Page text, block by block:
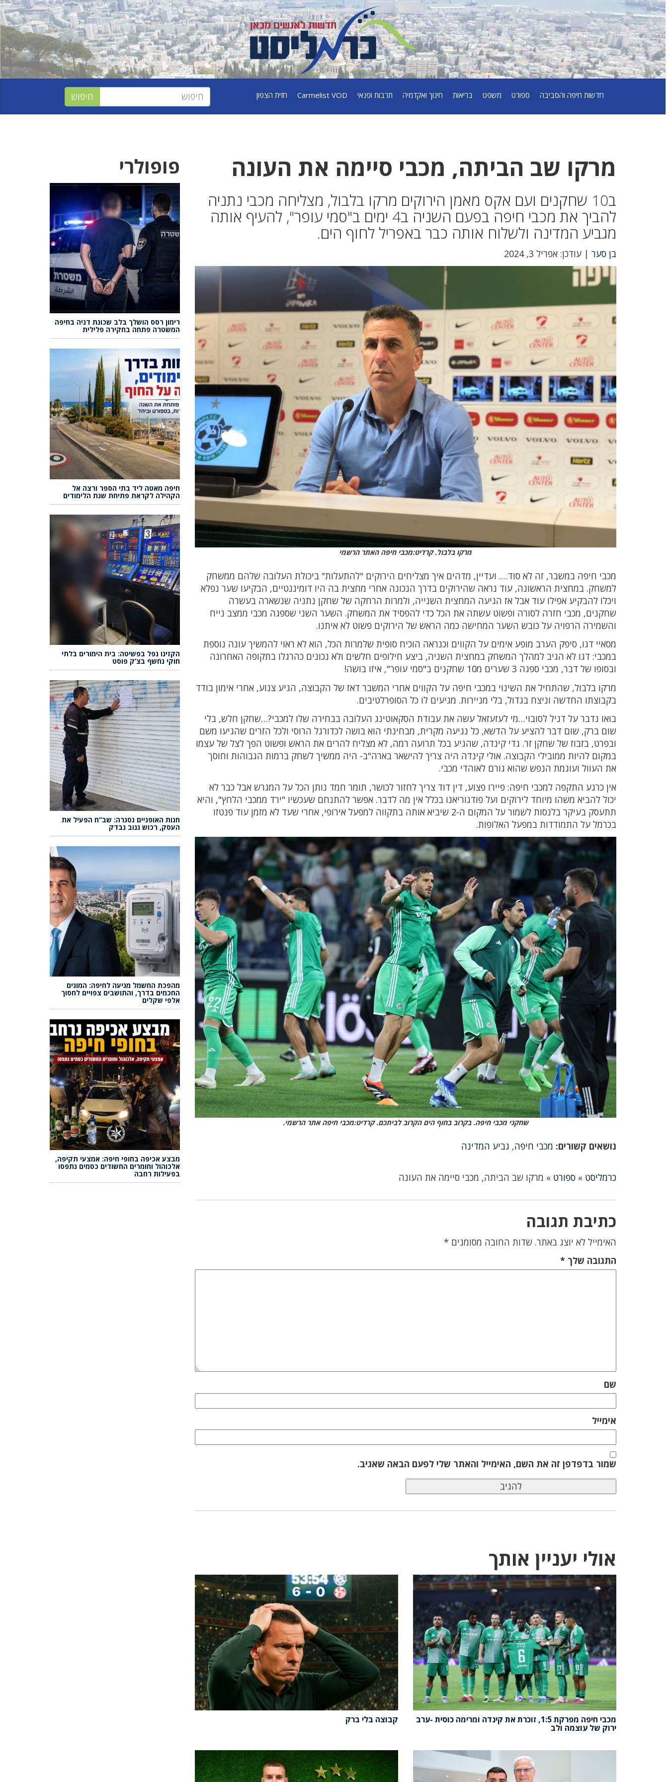
חדשות חיפה והסביבה ספורט משפט בריאות חינוך ואקדמיה תרבות ופנאי Carmelist VOD חזית הצפון
מרקו שב הביתה, מכבי סיימה את העונה
ב10 שחקנים ועם אקס מאמן הירוקים מרקו בלבול, מצליחה מכבי נתניה
להביך את מכבי חיפה בפעם השניה ב4 ימים ב"סמי עופר", להעיף אותה
מגביע המדינה ולשלוח אותה כבר באפריל לחוף הים.
בן סער | עודכן: אפריל 3, 2024
מרקו בלבול. קרדיט:מכבי חיפה האתר הרשמי
מכבי חיפה במשבר, זה לא סוד…. ועדיין, מדהים איך מצליחים הירוקים "להתעלות" ביכולת העלובה שלהם ממשחק
למשחק. במחצית הראשונה, עוד נראה שהירוקים בדרך הנכונה אחרי מחצית בה היו דומיננטיים, הבקיעו שער נפלא
ויכלו להבקיע אפילו עוד אבל אז הגיעה המחצית השנייה, ולמרות הרחקה של שחקן נתניה שנשארה בעשרה
שחקנים, מכבי חזרה לסורה ופשוט עשתה את הכל כדי להפסיד את המשחק. השער השני שספגה מכבי ממצב נייח
והשמירה הרפויה על כובש השער המחישה כמה הראש של הירוקים פשוט לא איתנו.
מסאיי דגו, סיפק הערב מופע אימים על הקווים וכנראה הוכיח סופית שלמרות הכל, הוא לא ראוי להמשיך עונה נוספת
במכבי: דגו לא הגיב למהלך המשחק במחצית השניה, ביצע חילופים חלשים ולא נכונים כהרגלו בתקופה האחרונה
ובסופו של דבר, מכבי ספגה 3 שערים מ10 שחקנים ב"סמי עופר", איזו בושה!
מרקו בלבול, שהתחיל את השינוי במכבי חיפה על הקווים אחרי המשבר דאז של הקבוצה, הגיע צנוע, אחרי אימון בודד
בקבוצתו החדשה וניצח בגדול, בלי מניירות. מגיעים לו כל הסופרלטיבים.
בואו נדבר על דניל לסובוי…מי לעזעזאל עשה את עבודת הסקאוטינג העלובה בבחירה שלו למכבי?…שחקן חלש, בלי
שום ברק, שום דבר להציע על הדשא, כל נגיעה מקרית, מבחינתי הוא בושה לכדורגל הרוסי ולכל הזרים שהגיעו משם
ובפרט, בזבוז של שחקן זר. גדי קינדה, שהגיע בכל תרועה רמה, לא מצליח להרים את הראש ופשוט הפך לצל של עצמו
במקום להיות ממובילי הקבוצה. אולי קינדה היה צריך להישאר בארה"ב- היה ממשיך לשחק ברמות הגבוהות וחוסך
את העוול ועוגמת הנפש שהוא גורם לאוהדי מכבי.
אין כרגע התקפה למכבי חיפה: פיירו פצוע, דין דוד צריך לחזור לכושר, תומר חמד נותן הכל על המגרש אבל כבר לא
יכול להביא משהו מיוחד לירוקים ועל פודגוריאנו בכלל אין מה לדבר. אפשר להתנחם שעכשיו "ירד ממכבי הלחץ", והיא
תתעסק בעיקר בלנסות לשמור על המקום ה-2 שיביא אותה בתקווה למפעל אירופי, אחרי שעד לא מזמן עוד פנטזו
בכרמל על התמודדות במפעל האלופות.
שחקני מכבי חיפה. בקרוב בחוף הים הקרוב לביתכם. קרדיט:מכבי חיפה אתר הרשמי.
נושאים קשורים: מכבי חיפה, גביע המדינה
כרמליסט »ספורט » מרקו שב הביתה, מכבי סיימה את העונה
כתיבת תגובה
האימייל לא יוצג באתר. שדות החובה מסומנים *
התגובה שלך*
שם
אימייל
שמור בדפדפן זה את השם, האימייל והאתר שלי לפעם הבאה שאגיב.
פופולרי
רימון רסס הושלך בלב שכונת דניה בחיפה
המשטרה פתחה בחקירה פלילית
חיפה מאטה ליד בתי הספר ורצה אל
הקהילה לקראת פתיחת שנת הלימודים
הקזינו נפל בפשיטה: בית הימורים בלתי
חוקי נחשף בצ’ק פוסט
חנות האופניים נסגרה: שב”ח הפעיל את
העסק, רכוש גנוב נבדק
מהפכת החשמל מגיעה לחיפה: המונים
החכמים בדרך, והתושבים צפויים לחסוך
אלפי שקלים
מבצע אכיפה בחופי חיפה: אמצעי תקיפה,
אלכוהול וחומרים החשודים כסמים נתפסו
בפעילות רחבה
אולי יעניין אותך
מכבי חיפה מפרקת 1:5, זוכרת את קינדה ומרימה כוסית -ערב
ירוק של עוצמה ולב
קבוצה בלי ברק